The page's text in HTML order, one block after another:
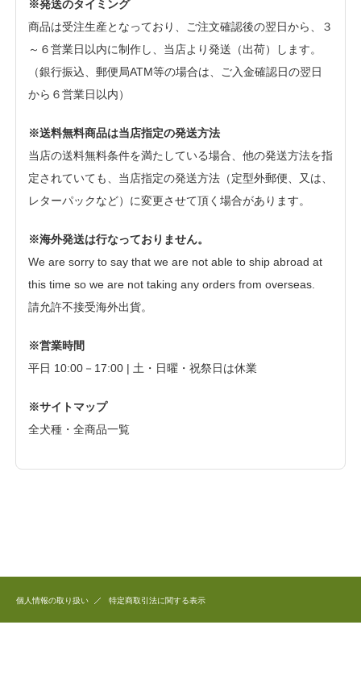
※発送のタイミング
商品は受注生産となっており、ご注文確認後の翌日から、３
～６営業日以内に制作し、当店より発送（出荷）します。
（銀行振込、郵便局ATM等の場合は、ご入金確認日の翌日
から６営業日以内）
※送料無料商品は当店指定の発送方法
当店の送料無料条件を満たしている場合、他の発送方法を指
定されていても、当店指定の発送方法（定型外郵便、又は、
レターパックなど）に変更させて頂く場合があります。
※海外発送は行なっておりません。
We are sorry to say that we are not able to ship abroad at
this time so we are not taking any orders from overseas.
請允許不接受海外出貨。
※営業時間
平日 10:00－17:00 | 土・日曜・祝祭日は休業
※サイトマップ
全犬種・全商品一覧
個人情報の取り扱い 特定商取引法に関する表示